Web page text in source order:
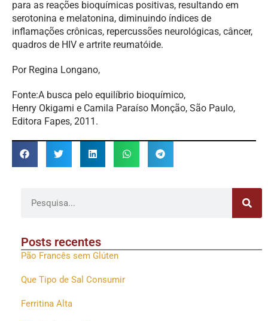
para as reações bioquímicas positivas, resultando em
serotonina e melatonina, diminuindo índices de
inflamações crônicas, repercussões neurológicas, câncer,
quadros de HIV e artrite reumatóide.
Por Regina Longano,
Fonte:A busca pelo equilíbrio bioquímico,
Henry Okigami e Camila Paraíso Monção, São Paulo,
Editora Fapes, 2011.
Posts recentes
Pão Francês sem Glúten
Que Tipo de Sal Consumir
Ferritina Alta